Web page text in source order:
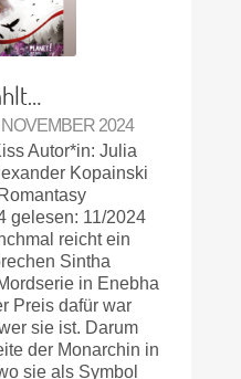
NOVEMBER 2024
Autor*in: Julia
Kopainski
gelesen: 11/2024
reicht ein
Sintha
in Enebha
Preis dafür war
sie ist. Darum
der Monarchin in
sie als Symbol